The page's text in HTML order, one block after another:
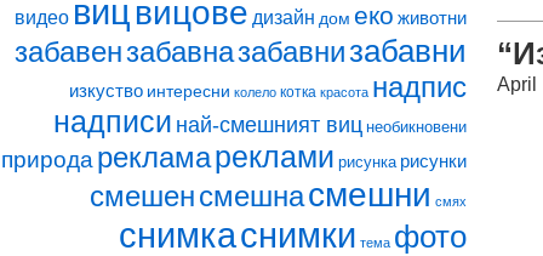
April
видео вицвицове дизайн дом еко животни
забавензабавназабавнизабавни
изкуство интересни колело котка красота надпис
надписи най-смешният виц необикновени
природа рекламареклами рисунка рисунки
смешенсмешнасмешни смях
снимкаснимки тема фото